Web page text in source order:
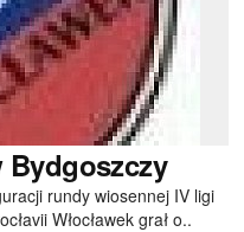
rundy wiosennej IV ligi
Włocławek grał o..